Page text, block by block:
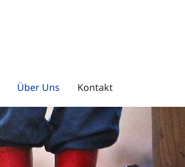
Über Uns Kontakt